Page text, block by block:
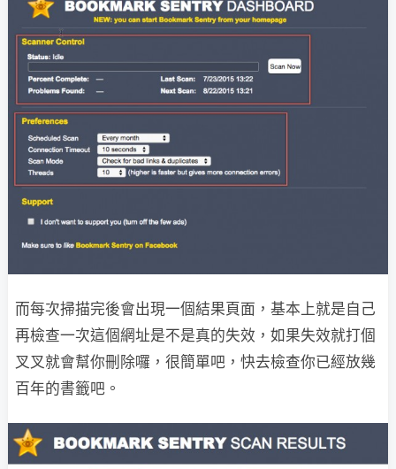
而每次掃描完後會出現一個結果頁面，基本上就是自己
再檢查一次這個網址是不是真的失效，如果失效就打個
叉叉就會幫你刪除囉，很簡單吧，快去檢查你已經放幾
百年的書籤吧。